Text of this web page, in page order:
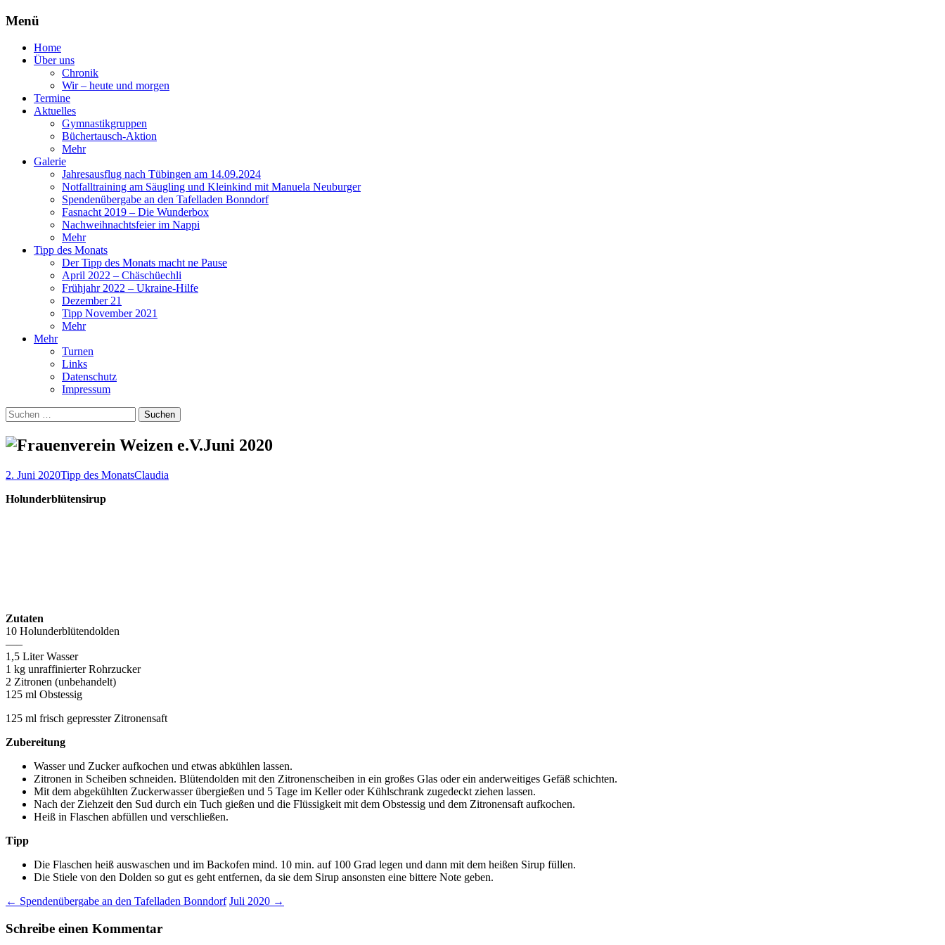
Menü
Zum
Inhalt
Home
Über uns
Chronik
Wir – heute und morgen
Termine
Aktuelles
Gymnastikgruppen
Büchertausch-Aktion
Mehr
Galerie
Jahresausflug nach Tübingen am 14.09.2024
Notfalltraining am Säugling und Kleinkind mit Manuela Neuburger
Spendenübergabe an den Tafelladen Bonndorf
Fasnacht 2019 – Die Wunderbox
Nachweihnachtsfeier im Nappi
Mehr
Tipp des Monats
Der Tipp des Monats macht ne Pause
April 2022 – Chäschüechli
Frühjahr 2022 – Ukraine-Hilfe
Dezember 21
Tipp November 2021
Mehr
Mehr
Turnen
Links
Datenschutz
Impressum
Suchen
nach:
Juni 2020
2. Juni 2020Tipp des MonatsClaudia
Holunderblütensirup
Zutaten
10 Holunderblütendolden
—–
1,5 Liter Wasser
1 kg unraffinierter Rohrzucker
2 Zitronen (unbehandelt)
125 ml Obstessig
125 ml frisch gepresster Zitronensaft
Zubereitung
Wasser und Zucker aufkochen und etwas abkühlen lassen.
Zitronen in Scheiben schneiden. Blütendolden mit den Zitronenscheiben in ein großes Glas oder ein anderweitiges Gefäß schichten.
Mit dem abgekühlten Zuckerwasser übergießen und 5 Tage im Keller oder Kühlschrank zugedeckt ziehen lassen.
Nach der Ziehzeit den Sud durch ein Tuch gießen und die Flüssigkeit mit dem Obstessig und dem Zitronensaft aufkochen.
Heiß in Flaschen abfüllen und verschließen.
Tipp
Die Flaschen heiß auswaschen und im Backofen mind. 10 min. auf 100 Grad legen und dann mit dem heißen Sirup füllen.
Die Stiele von den Dolden so gut es geht entfernen, da sie dem Sirup ansonsten eine bittere Note geben.
Beitragsnavigation
← Spendenübergabe an den Tafelladen Bonndorf Juli 2020 →
Schreibe einen Kommentar